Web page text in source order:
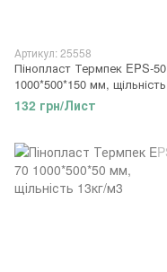
Артикул: 25558
Пінопласт Термпек EPS-50
1000*500*150 мм, щільність
11кг/м3
132 грн/Лист